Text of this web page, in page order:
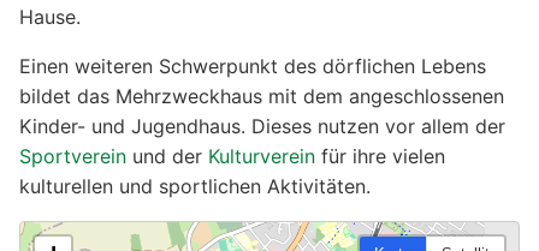
Hause.
Einen weiteren Schwerpunkt des dörflichen Lebens
bildet das Mehrzweckhaus mit dem angeschlossenen
Kinder- und Jugendhaus. Dieses nutzen vor allem der
Sportverein und der Kulturverein für ihre vielen
kulturellen und sportlichen Aktivitäten.